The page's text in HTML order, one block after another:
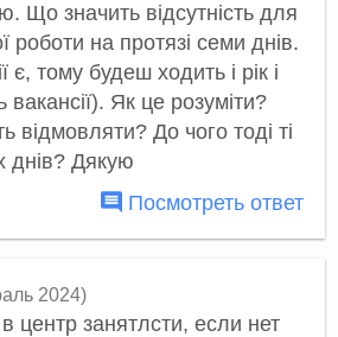
Що значить відсутність для
роботи на протязі семи днів.
є, тому будеш ходить і рік і
вакансії). Як це розуміти?
відмовляти? До чого тоді ті
днів? Дякую
Посмотреть ответ
2024)
центр занятлсти, если нет